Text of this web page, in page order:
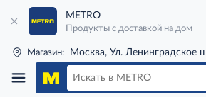
METRO
Продукты с доставкой на дом
Магазин: Москва, Ул. Ленинградское